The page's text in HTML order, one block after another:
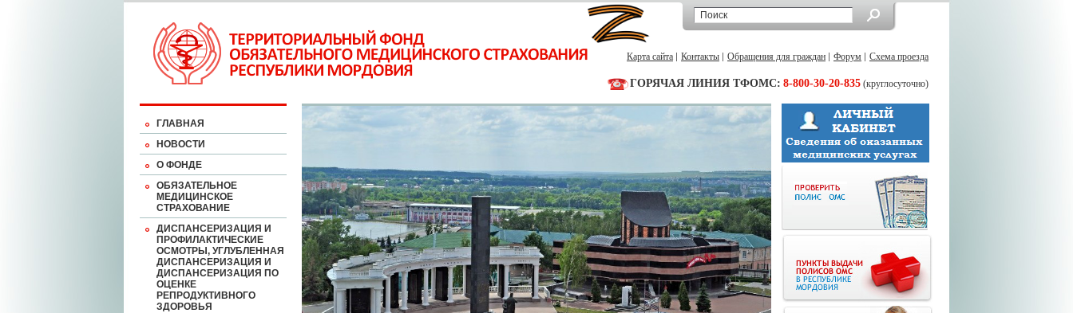
Карта сайта Контакты Обращения для граждан Форум Схема проезда
ГОРЯЧАЯ ЛИНИЯ ТФОМС: 8-800-30-20-835 (круглосуточно)
ГЛАВНАЯ
НОВОСТИ
О ФОНДЕ
ОБЯЗАТЕЛЬНОЕ
МЕДИЦИНСКОЕ
СТРАХОВАНИЕ
ДИСПАНСЕРИЗАЦИЯ И
ПРОФИЛАКТИЧЕСКИЕ
ОСМОТРЫ, УГЛУБЛЕННАЯ
ДИСПАНСЕРИЗАЦИЯ И
ДИСПАНСЕРИЗАЦИЯ ПО
ОЦЕНКЕ
РЕПРОДУКТИВНОГО
ЗДОРОВЬЯ